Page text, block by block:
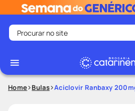
Procurar no site
1
2º
medley
Home Bulas Aciclovir Ranbaxy